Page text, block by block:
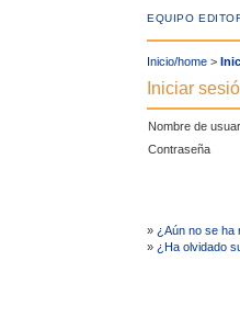
EQUIPO
Inicio/home >
Iniciar
Nombre de
Contraseña
» ¿Aún no se ha
» ¿Ha olvidado